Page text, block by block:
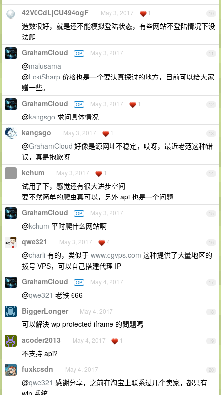
10
42V0CdLjCU494ogF May 3, 2017 1
造数很好，就是还不能模拟登陆状态，有些网站不登陆情况下没
法爬
11
GrahamCloud OP May 3, 2017
@malusama
@LokiSharp 价格也是一个要认真探讨的地方，目前可以给大家
赠一些。
12
GrahamCloud OP May 3, 2017 1
@kangsgo 求问具体情况
13
kangsgo May 3, 2017 1
@GrahamCloud 好像是源网址不稳定，哎呀，最近老范这种错
误，真是抱歉呀
14
kchum May 3, 2017 1
试用了下，感觉还有很大进步空间
要不然简单的爬虫真可以，另外 api 也是一个问题
15
GrahamCloud OP May 3, 2017
@kchum 平时爬什么网站啊
16
qwe321 May 3, 2017 4
@charli 有的，类似于 www.qgvps.com 这种提供了大量地区的
拨号 VPS，可以自己搭建代理 IP
17
GrahamCloud OP May 4, 2017
@qwe321 老铁 666
18
BiggerLonger May 4, 2017
可以解決 wp protected iframe 的問題嗎
19
acoder2013 May 4, 2017 1
不支持 api?
20
fuxkcsdn May 4, 2017
@qwe321 感谢分享，之前在淘宝上联系过几个卖家，都只有
win 系统